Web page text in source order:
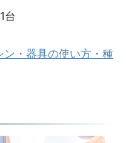
台
・器具の使い方・種